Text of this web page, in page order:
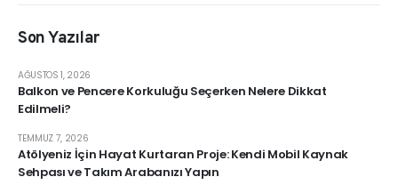
Son Yazılar
Balkon ve Pencere Korkuluğu Seçerken Nelere Dikkat
Edilmeli?
AĞUSTOS 1, 2026
Atölyeniz İçin Hayat Kurtaran Proje: Kendi Mobil Kaynak
Sehpası ve Takım Arabanızı Yapın
TEMMUZ 7, 2026